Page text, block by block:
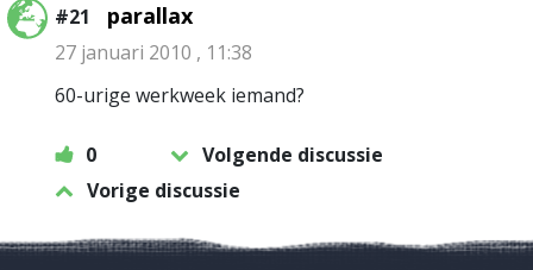
#21 parallax
27 januari 2010 , 11:38
60-urige werkweek iemand?
0
Volgende discussie
Vorige discussie